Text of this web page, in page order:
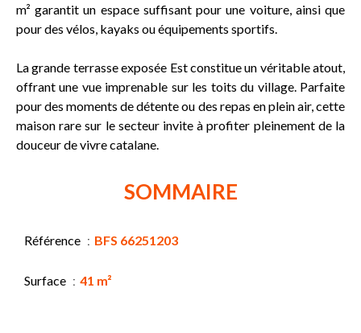
m² garantit un espace suffisant pour une voiture, ainsi que
pour des vélos, kayaks ou équipements sportifs.
La grande terrasse exposée Est constitue un véritable atout,
offrant une vue imprenable sur les toits du village. Parfaite
pour des moments de détente ou des repas en plein air, cette
maison rare sur le secteur invite à profiter pleinement de la
douceur de vivre catalane.
SOMMAIRE
Référence BFS 66251203
Surface 41 m²